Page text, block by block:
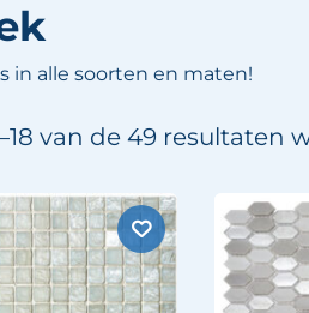
in alle soorten en maten!
van de 49 resultaten